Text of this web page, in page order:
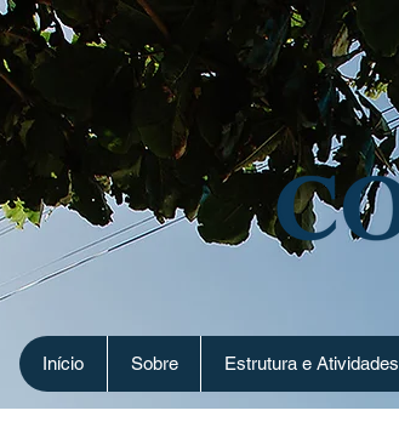
Início Sobre Estrutura e Atividades